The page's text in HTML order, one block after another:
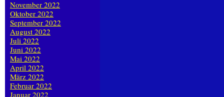
November 2022
Oktober 2022
September 2022
August 2022
Juli 2022
Juni 2022
Mai 2022
April 2022
März 2022
Februar 2022
Januar 2022